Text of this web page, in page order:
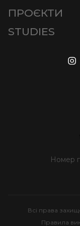
ПРОЄКТИ
STUDIES
Номер
Всі права
Правила